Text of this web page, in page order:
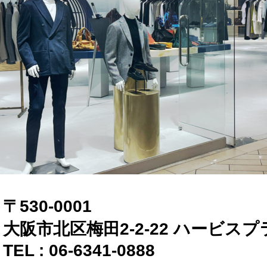
〒530-0001
大阪市北区梅田2-2-22 ハービス
TEL : 06-6341-0888